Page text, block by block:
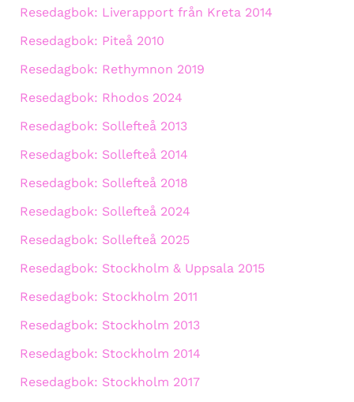
Resedagbok: Liverapport från Kreta 2014
Resedagbok: Piteå 2010
Resedagbok: Rethymnon 2019
Resedagbok: Rhodos 2024
Resedagbok: Sollefteå 2013
Resedagbok: Sollefteå 2014
Resedagbok: Sollefteå 2018
Resedagbok: Sollefteå 2024
Resedagbok: Sollefteå 2025
Resedagbok: Stockholm & Uppsala 2015
Resedagbok: Stockholm 2011
Resedagbok: Stockholm 2013
Resedagbok: Stockholm 2014
Resedagbok: Stockholm 2017